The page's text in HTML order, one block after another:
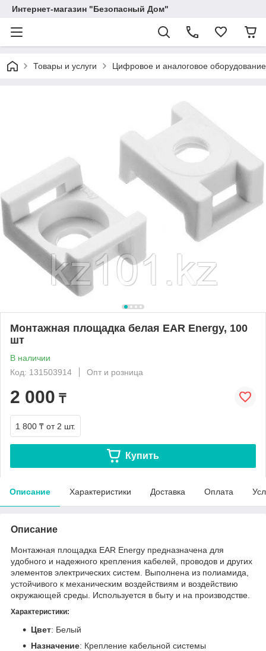
Интернет-магазин "Безопасный Дом"
Товары и услуги Цифровое и аналоговое оборудование
Монтажная площадка белая EAR Energy, 100
шт
В наличии
Код: 131503914
Опт и розница
2 000 ₸
1 800 ₸ от 2 шт.
Купить
Описание Характеристики Доставка Оплата
Описание
Монтажная площадка EAR Energy предназначена для
удобного и надежного крепления кабелей, проводов и других
элементов электрических систем. Выполнена из полиамида,
устойчивого к механическим воздействиям и воздействию
окружающей среды. Используется в быту и на производстве.
Характеристики:
Цвет: Белый
Назначение: Крепление кабельной системы